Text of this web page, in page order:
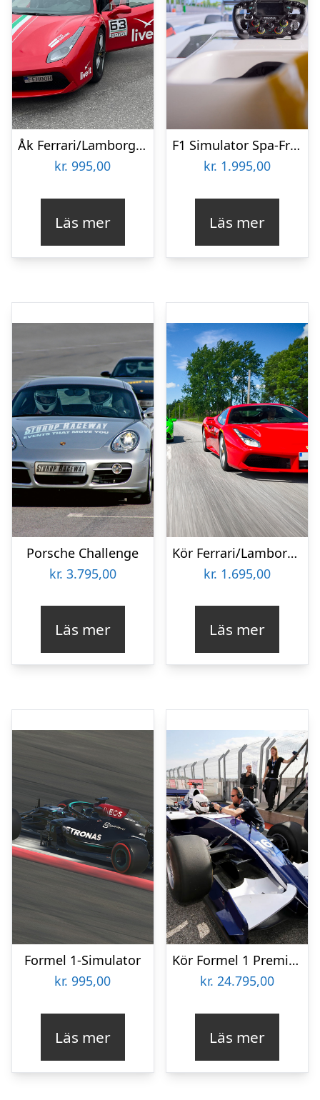
Åk Ferrari/Lamborghini
kr. 995,00
Läs mer
F1 Simulator Spa-Francorchamps
kr. 1.995,00
Läs mer
Porsche Challenge
kr. 3.795,00
Läs mer
Kör Ferrari/Lamborghini Plus
kr. 1.695,00
Läs mer
Formel 1-Simulator
kr. 995,00
Läs mer
Kör Formel 1 Premium
kr. 24.795,00
Läs mer